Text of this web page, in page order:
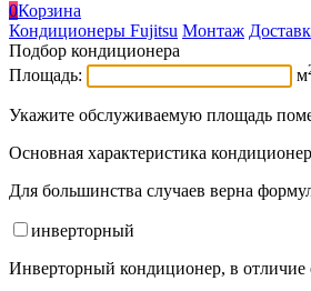
0Корзина
Кондиционеры Fujitsu Монтаж
Подбор кондиционера
Площадь:
м
Укажите обслуживаемую площадь
Основная характеристика
Для большинства случаев верна
инверторный
Инверторный кондиционер, в отличие